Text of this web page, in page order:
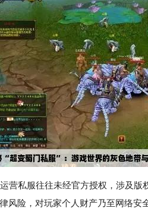
营私服往往未经官方授权，涉及
风险，对玩家个人财产乃至网络安